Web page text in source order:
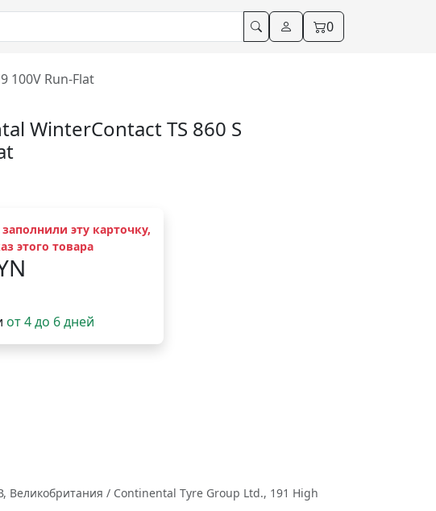
0
100V Run-Flat
WinterContact TS 860 S
эту карточку,
этого товара
от 4 до 6 дней
Великобритания / Continental Tyre Group Ltd., 191 High